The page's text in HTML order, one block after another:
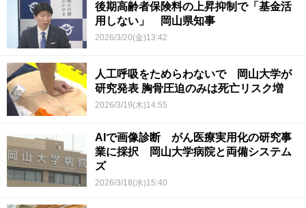
後期高齢者保険料の上昇抑制で「基金活
用しない」 岡山県知事
2026/3/20(金)13:42
人工呼吸をためらわないで 岡山大学が
研究発表 胸骨圧迫のみは死亡リスク増
2026/3/19(木)14:55
AIで画像診断 がん医療実用化の研究事
業に採択 岡山大学病院と両備システム
ズ
2026/3/18(水)15:40